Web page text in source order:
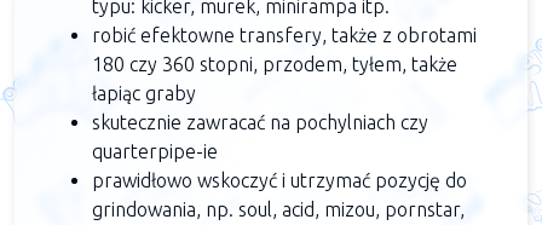
typu: kicker, murek, minirampa itp.
robić efektowne transfery, także z obrotami
180 czy 360 stopni, przodem, tyłem, także
łapiąc graby
skutecznie zawracać na pochylniach czy
quarterpipe-ie
prawidłowo wskoczyć i utrzymać pozycję do
grindowania, np. soul, acid, mizou, pornstar,